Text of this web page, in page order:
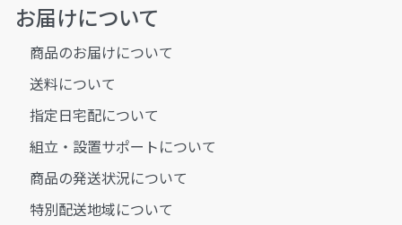
お届けについて
商品のお届けについて
送料について
指定日宅配について
組立・設置サポートについて
商品の発送状況について
特別配送地域について